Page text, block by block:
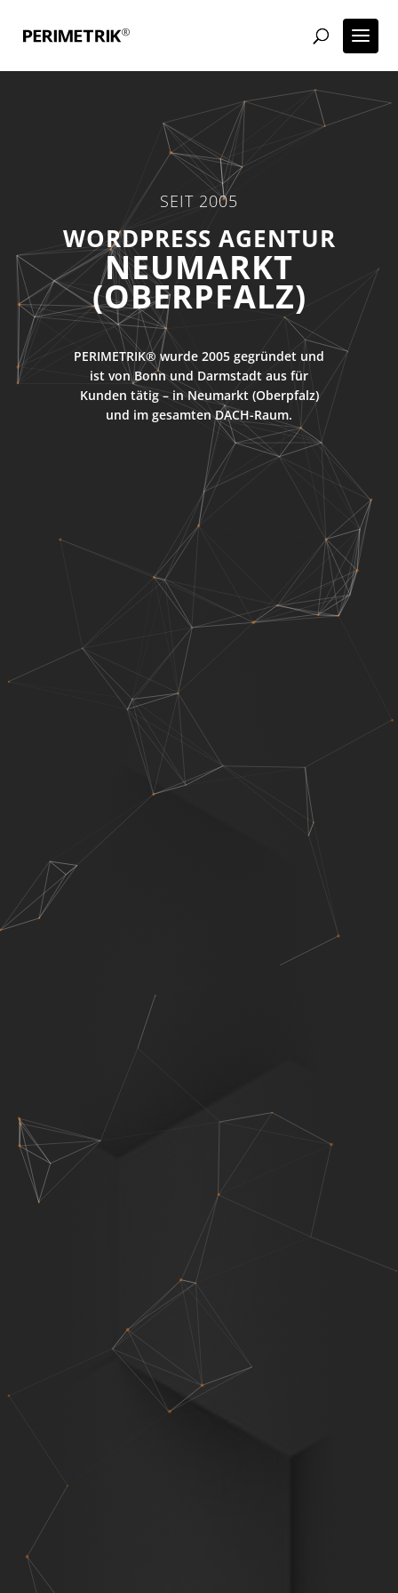
SEIT 2005
WORDPRESS AGENTUR
NEUMARKT
(OBERPFALZ)
PERIMETRIK® wurde 2005 gegründet und
ist von Bonn und Darmstadt aus für
Kunden tätig – in Neumarkt (Oberpfalz)
und im gesamten DACH-Raum.